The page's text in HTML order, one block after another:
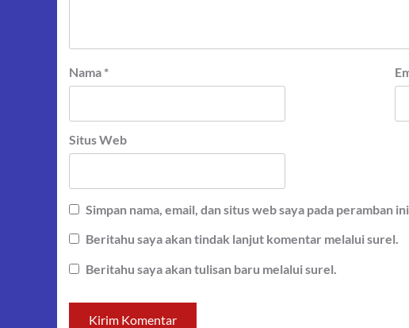
Nama *
Situs Web
Simpan nama, email, dan situs web saya pada peramban
Beritahu saya akan tindak lanjut komentar melalui surel.
Beritahu saya akan tulisan baru melalui surel.